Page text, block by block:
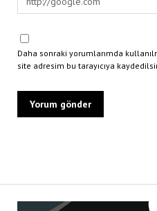
Daha sonraki yorumlarımda
site adresim bu tarayıcıya